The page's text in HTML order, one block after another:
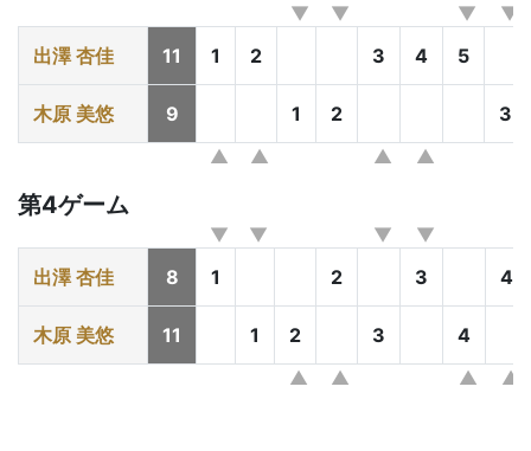
出澤 杏佳 11 1 2 3 4 5
木原 美悠 9 1 2 3
第4ゲーム
出澤 杏佳 8 1 2 3 4
木原 美悠 11 1 2 3 4